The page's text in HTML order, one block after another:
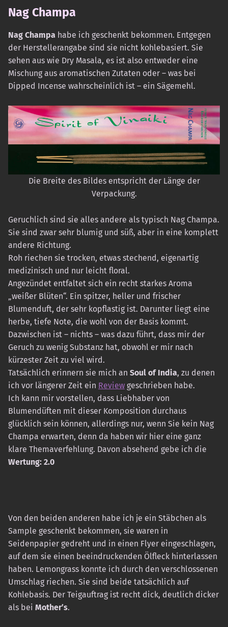
Nag Champa
Nag Champa habe ich geschenkt bekommen. Entgegen
der Herstellerangabe sind sie nicht kohlebasiert. Sie
sehen aus wie Dry Masala, es ist also entweder eine
Mischung aus aromatischen Zutaten oder – was bei
Dipped Incense wahrscheinlich ist – ein Sägemehl.
Die Breite des Bildes entspricht der Länge der
Verpackung.
Geruchlich sind sie alles andere als typisch Nag Champa.
Sie sind zwar sehr blumig und süß, aber in eine komplett
andere Richtung.
Roh riechen sie trocken, etwas stechend, eigenartig
medizinisch und nur leicht floral.
Angezündet entfaltet sich ein recht starkes Aroma
„weißer Blüten“. Ein spitzer, heller und frischer
Blumenduft, der sehr kopflastig ist. Darunter liegt eine
herbe, tiefe Note, die wohl von der Basis kommt.
Dazwischen ist – nichts – was dazu führt, dass mir der
Geruch zu wenig Substanz hat, obwohl er mir nach
kürzester Zeit zu viel wird.
Tatsächlich erinnern sie mich an Soul of India, zu denen
ich vor längerer Zeit ein Review geschrieben habe.
Ich kann mir vorstellen, dass Liebhaber von
Blumendüften mit dieser Komposition durchaus
glücklich sein können, allerdings nur, wenn Sie kein Nag
Champa erwarten, denn da haben wir hier eine ganz
klare Themaverfehlung. Davon absehend gebe ich die
Wertung: 2.0
Von den beiden anderen habe ich je ein Stäbchen als
Sample geschenkt bekommen, sie waren in
Seidenpapier gedreht und in einen Flyer eingeschlagen,
auf dem sie einen beeindruckenden Ölfleck hinterlassen
haben. Lemongrass konnte ich durch den verschlossenen
Umschlag riechen. Sie sind beide tatsächlich auf
Kohlebasis. Der Teigauftrag ist recht dick, deutlich dicker
als bei Mother’s.